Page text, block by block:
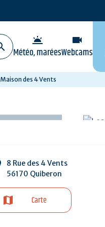
wb_twilight
Météo, marées
videocam
Webcams
Maison des 4 Vents
8 Rue des 4 Vents
56170 Quiberon
Carte